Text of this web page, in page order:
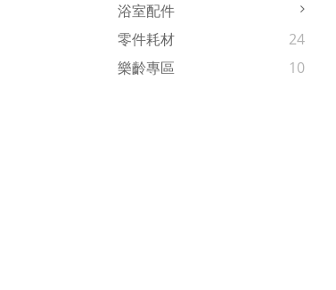
浴室配件
零件耗材
24
樂齡專區
10